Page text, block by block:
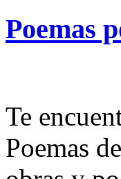
Poemas
Te
Poemas